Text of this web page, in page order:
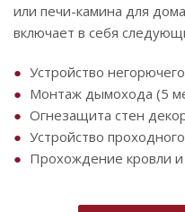
или печи-камина для
включает в себя
Устройство
Монтаж дымохода (5
Огнезащита стен
Устройство
Прохождение кровли и